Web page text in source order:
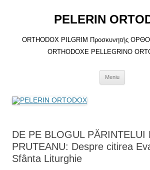
PELERIN
ORTHODOX PILGRIM Προσκυνητής
ORTHODOXE PELLEGRINO
Meniu
DE PE BLOGUL PĂRINTELUI
PRUTEANU: Despre citirea
Sfânta Liturghie